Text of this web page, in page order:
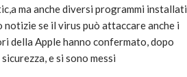
ma anche diversi programmi installati
notizie se il virus può attaccare anche i
della Apple hanno confermato, dopo
e si sono messi